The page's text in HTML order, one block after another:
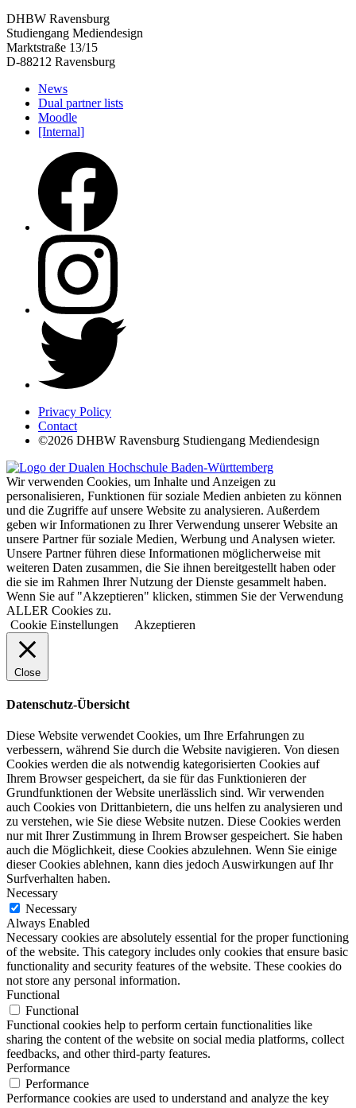
DHBW Ravensburg
Studiengang Mediendesign
Marktstraße 13/15
D-88212 Ravensburg
News
Dual partner lists
Moodle
[Internal]
Privacy Policy
Contact
©2026 DHBW Ravensburg Studiengang Mediendesign
Wir verwenden Cookies, um Inhalte und Anzeigen zu
personalisieren, Funktionen für soziale Medien anbieten zu können
und die Zugriffe auf unsere Website zu analysieren. Außerdem
geben wir Informationen zu Ihrer Verwendung unserer Website an
unsere Partner für soziale Medien, Werbung und Analysen wieter.
Unsere Partner führen diese Informationen möglicherweise mit
weiteren Daten zusammen, die Sie ihnen bereitgestellt haben oder
die sie im Rahmen Ihrer Nutzung der Dienste gesammelt haben.
Wenn Sie auf "Akzeptieren" klicken, stimmen Sie der Verwendung
ALLER Cookies zu.
Cookie Einstellungen
Akzeptieren
Close
Datenschutz-Übersicht
Diese Website verwendet Cookies, um Ihre Erfahrungen zu
verbessern, während Sie durch die Website navigieren. Von diesen
Cookies werden die als notwendig kategorisierten Cookies auf
Ihrem Browser gespeichert, da sie für das Funktionieren der
Grundfunktionen der Website unerlässlich sind. Wir verwenden
auch Cookies von Drittanbietern, die uns helfen zu analysieren und
zu verstehen, wie Sie diese Website nutzen. Diese Cookies werden
nur mit Ihrer Zustimmung in Ihrem Browser gespeichert. Sie haben
auch die Möglichkeit, diese Cookies abzulehnen. Wenn Sie einige
dieser Cookies ablehnen, kann dies jedoch Auswirkungen auf Ihr
Surfverhalten haben.
Necessary
Necessary
Always Enabled
Necessary cookies are absolutely essential for the proper functioning
of the website. This category includes only cookies that ensure basic
functionality and security features of the website. These cookies do
not store any personal information.
Functional
Functional
Functional cookies help to perform certain functionalities like
sharing the content of the website on social media platforms, collect
feedbacks, and other third-party features.
Performance
Performance
Performance cookies are used to understand and analyze the key